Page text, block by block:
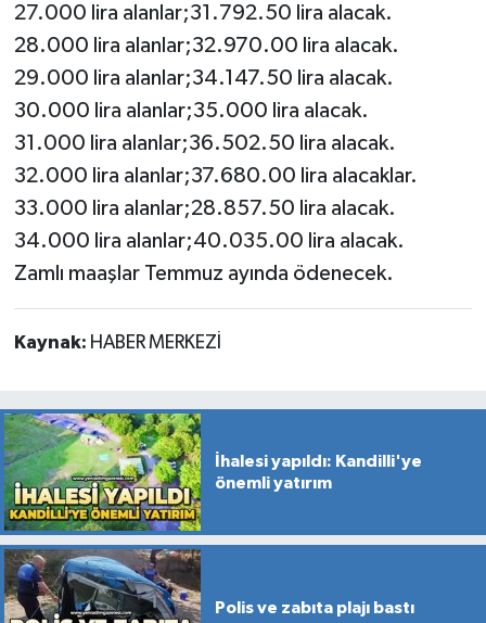
27.000 lira alanlar;31.792.50 lira alacak.
28.000 lira alanlar;32.970.00 lira alacak.
29.000 lira alanlar;34.147.50 lira alacak.
30.000 lira alanlar;35.000 lira alacak.
31.000 lira alanlar;36.502.50 lira alacak.
32.000 lira alanlar;37.680.00 lira alacaklar.
33.000 lira alanlar;28.857.50 lira alacak.
34.000 lira alanlar;40.035.00 lira alacak.
Zamlı maaşlar Temmuz ayında ödenecek.
Kaynak: HABER MERKEZİ
İhalesi yapıldı: Kandilli'ye
önemli yatırım
Polis ve zabıta plajı bastı